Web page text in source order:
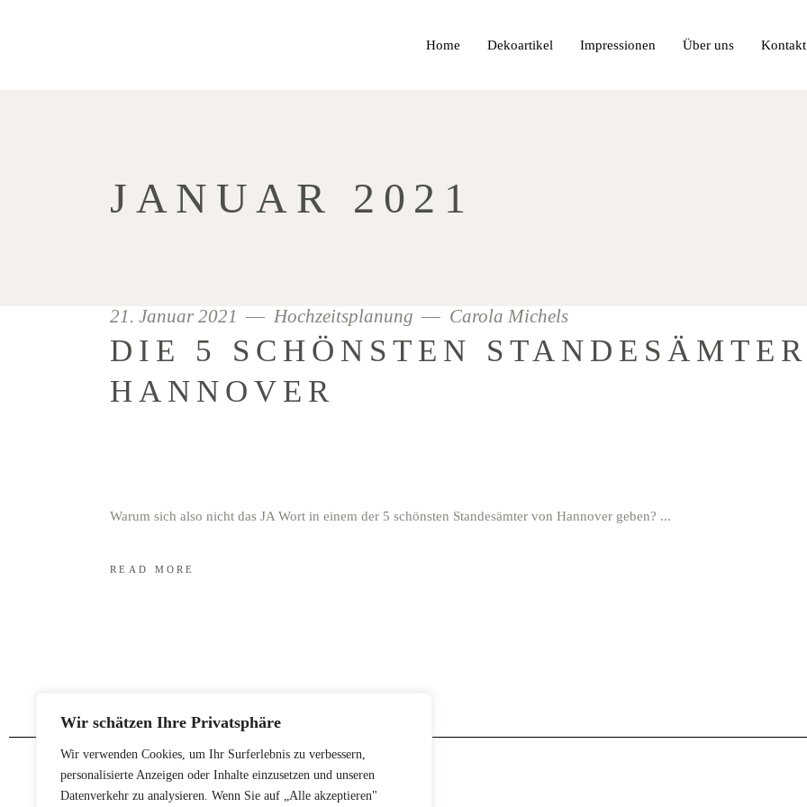
Wir schätzen Ihre Privatsphäre
Wir verwenden Cookies, um Ihr Surferlebnis zu verbessern,
personalisierte Anzeigen oder Inhalte einzusetzen und unseren
Datenverkehr zu analysieren. Wenn Sie auf „Alle akzeptieren"
Home Dekoartikel Impressionen Über uns Kontakt
JANUAR 2021
21. Januar 2021 Hochzeitsplanung Carola Michels
DIE 5 SCHÖNSTEN
HANNOVER
Warum sich also nicht das JA Wort in einem der 5 schönsten Standesämter von Hannover geben?
READ MORE
Folge uns